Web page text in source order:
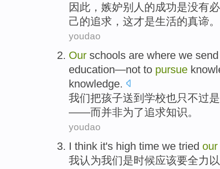
因此 ， 嫉妒别人的成功是没有
己的追求 ， 这才是生活的真谛。
youdao
Our schools are where we send
education—not to pursue
knowledge.
我们把孩子送到学校也只不过是
——而并非为了追求知识。
youdao
I think it's high time we tried our
我认为我们是时候应该要全力